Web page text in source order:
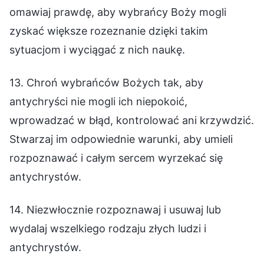
omawiaj prawdę, aby wybrańcy Boży mogli
zyskać większe rozeznanie dzięki takim
sytuacjom i wyciągać z nich naukę.
13. Chroń wybrańców Bożych tak, aby
antychryści nie mogli ich niepokoić,
wprowadzać w błąd, kontrolować ani krzywdzić.
Stwarzaj im odpowiednie warunki, aby umieli
rozpoznawać i całym sercem wyrzekać się
antychrystów.
14. Niezwłocznie rozpoznawaj i usuwaj lub
wydalaj wszelkiego rodzaju złych ludzi i
antychrystów.